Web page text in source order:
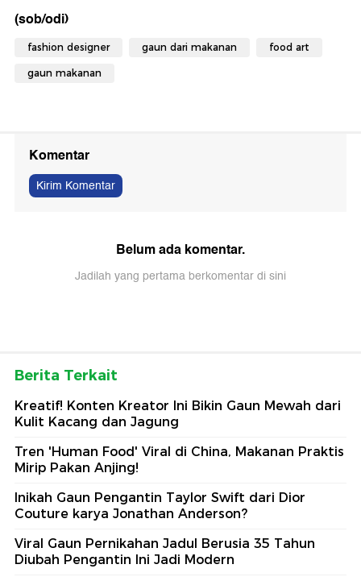
(sob/odi)
fashion designer gaun dari makanan food art
gaun makanan
Komentar
Kirim Komentar
Belum ada komentar.
Jadilah yang pertama berkomentar di sini
Berita Terkait
Kreatif! Konten Kreator Ini Bikin Gaun Mewah dari
Kulit Kacang dan Jagung
Tren 'Human Food' Viral di China, Makanan Praktis
Mirip Pakan Anjing!
Inikah Gaun Pengantin Taylor Swift dari Dior
Couture karya Jonathan Anderson?
Viral Gaun Pernikahan Jadul Berusia 35 Tahun
Diubah Pengantin Ini Jadi Modern